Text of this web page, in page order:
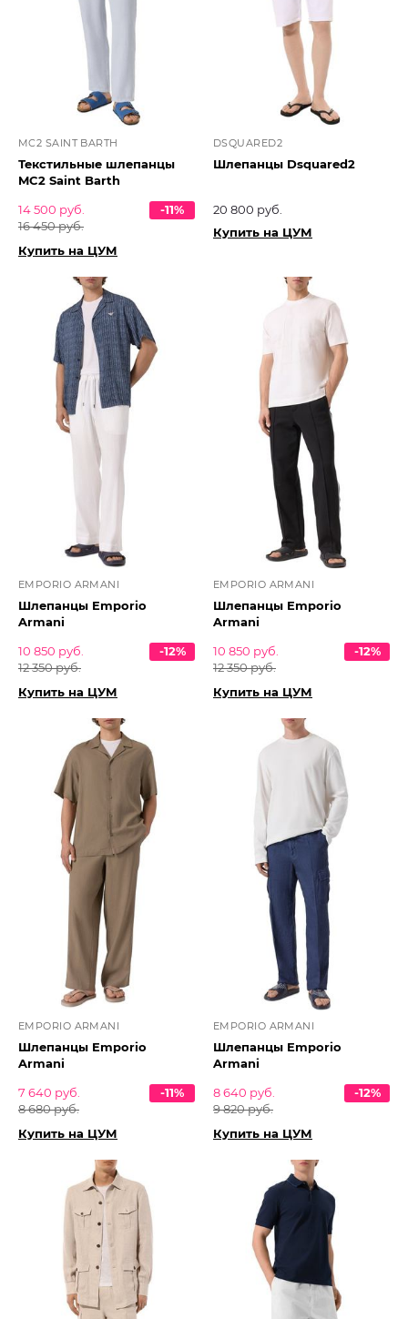
MC2 SAINT BARTH
Текстильные шлепанцы
MC2 Saint Barth
14 500 руб.
16 450 руб.
-11%
Купить на ЦУМ
DSQUARED2
Шлепанцы Dsquared2
20 800 руб.
Купить на ЦУМ
EMPORIO ARMANI
Шлепанцы Emporio
Armani
10 850 руб.
12 350 руб.
-12%
Купить на ЦУМ
EMPORIO ARMANI
Шлепанцы Emporio
Armani
10 850 руб.
12 350 руб.
-12%
Купить на ЦУМ
EMPORIO ARMANI
Шлепанцы Emporio
Armani
7 640 руб.
8 680 руб.
-11%
Купить на ЦУМ
EMPORIO ARMANI
Шлепанцы Emporio
Armani
8 640 руб.
9 820 руб.
-12%
Купить на ЦУМ